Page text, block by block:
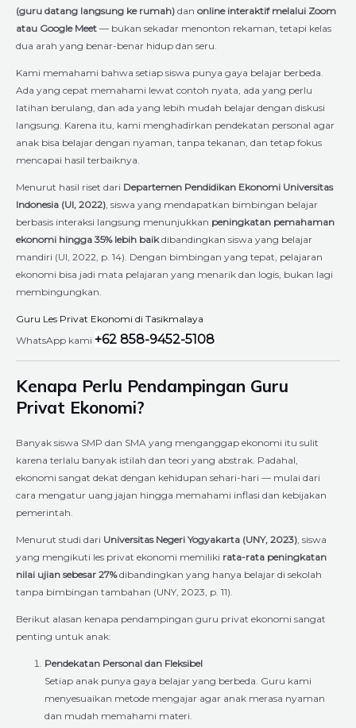
(guru datang langsung ke rumah) dan online interaktif melalui Zoom
atau Google Meet — bukan sekadar menonton rekaman, tetapi kelas
dua arah yang benar-benar hidup dan seru.
Kami memahami bahwa setiap siswa punya gaya belajar berbeda.
Ada yang cepat memahami lewat contoh nyata, ada yang perlu
latihan berulang, dan ada yang lebih mudah belajar dengan diskusi
langsung. Karena itu, kami menghadirkan pendekatan personal agar
anak bisa belajar dengan nyaman, tanpa tekanan, dan tetap fokus
mencapai hasil terbaiknya.
Menurut hasil riset dari Departemen Pendidikan Ekonomi Universitas
Indonesia (UI, 2022) , siswa yang mendapatkan bimbingan belajar
berbasis interaksi langsung menunjukkan peningkatan pemahaman
ekonomi hingga 35% lebih baikdibandingkan siswa yang belajar
mandiri (UI, 2022, p. 14). Dengan bimbingan yang tepat, pelajaran
ekonomi bisa jadi mata pelajaran yang menarik dan logis, bukan lagi
membingungkan.
Guru Les Privat Ekonomi di Tasikmalaya
WhatsApp kami +62 858-9452-5108
Kenapa Perlu Pendampingan Guru
Privat Ekonomi?
Banyak siswa SMP dan SMA yang menganggap ekonomi itu sulit
karena terlalu banyak istilah dan teori yang abstrak. Padahal,
ekonomi sangat dekat dengan kehidupan sehari-hari — mulai dari
cara mengatur uang jajan hingga memahami inflasi dan kebijakan
pemerintah.
Menurut studi dari Universitas Negeri Yogyakarta (UNY, 2023) , siswa
yang mengikuti les privat ekonomi memiliki rata-rata peningkatan
nilai ujian sebesar 27%dibandingkan yang hanya belajar di sekolah
tanpa bimbingan tambahan (UNY, 2023, p. 11).
Berikut alasan kenapa pendampingan guru privat ekonomi sangat
penting untuk anak:
Pendekatan Personal dan Fleksibel
Setiap anak punya gaya belajar yang berbeda. Guru kami
menyesuaikan metode mengajar agar anak merasa nyaman
dan mudah memahami materi.